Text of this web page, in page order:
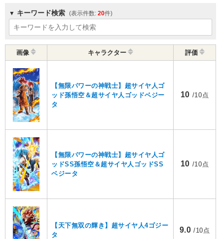
キーワード検索 20
画像 キャラクター 評価
【無限パワーの神戦士】超サイヤ人ゴ
ッド孫悟空＆超サイヤ人ゴッドベジー
タ
10 /10点
【無限パワーの神戦士】超サイヤ人ゴ
ッドSS孫悟空＆超サイヤ人ゴッドSS
ベジータ
10 /10点
【天下無双の輝き】超サイヤ人4ゴジー
タ
9.0 /10点